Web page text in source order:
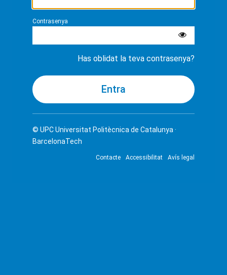
Contrasenya
Has oblidat la teva contrasenya?
© UPCUniversitat Politècnica de Catalunya ·
BarcelonaTech
Contacte Accessibilitat Avís legal